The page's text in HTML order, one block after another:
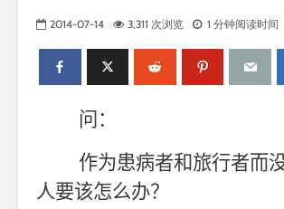
2014-07-14 3,311 次浏览 1 分钟阅读时间
问：
作为患病者和旅行者而
人要该怎么办？